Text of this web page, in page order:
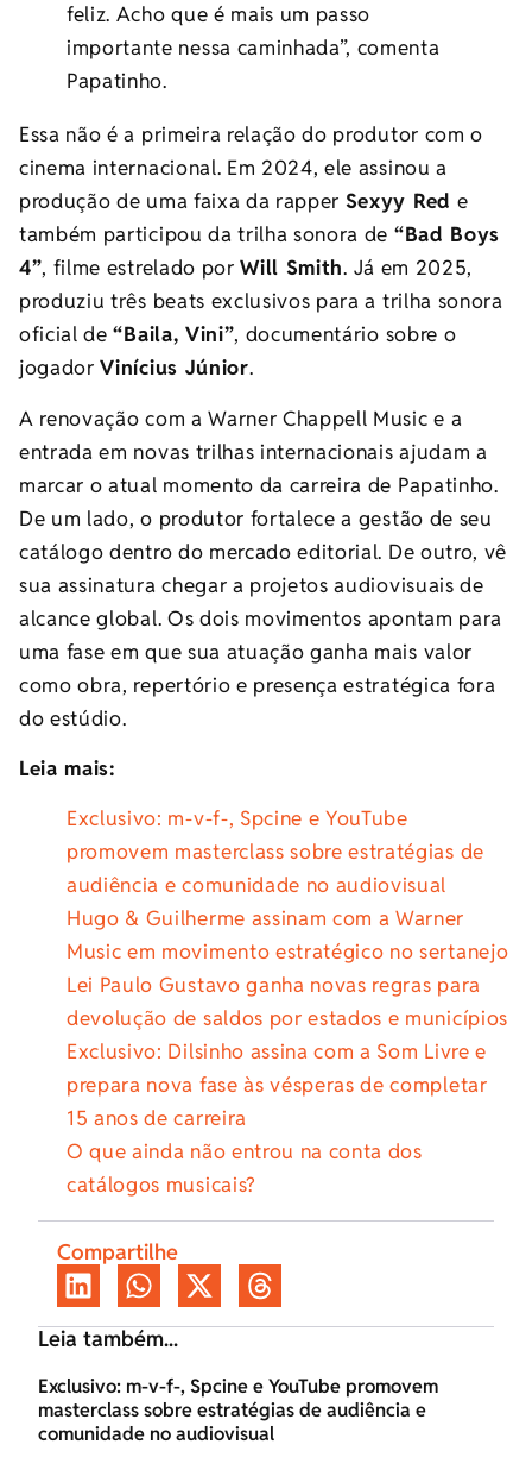
feliz. Acho que é mais um passo
importante nessa caminhada”, comenta
Papatinho.
Essa não é a primeira relação do produtor com o
cinema internacional. Em 2024, ele assinou a
produção de uma faixa da rapper Sexyy Red e
também participou da trilha sonora de “Bad Boys
4”, filme estrelado porWill Smith. Já em 2025,
produziu três beats exclusivos para a trilha sonora
oficial de“Baila, Vini”, documentário sobre o
jogadorVinícius Júnior.
A renovação com a Warner Chappell Music e a
entrada em novas trilhas internacionais ajudam a
marcar o atual momento da carreira de Papatinho.
De um lado, o produtor fortalece a gestão de seu
catálogo dentro do mercado editorial. De outro, vê
sua assinatura chegar a projetos audiovisuais de
alcance global. Os dois movimentos apontam para
uma fase em que sua atuação ganha mais valor
como obra, repertório e presença estratégica fora
do estúdio.
Leia mais:
Exclusivo: m-v-f-, Spcine e YouTube
promovem masterclass sobre estratégias de
audiência e comunidade no audiovisual
Hugo & Guilherme assinam com a Warner
Music em movimento estratégico no sertanejo
Lei Paulo Gustavo ganha novas regras para
devolução de saldos por estados e municípios
Exclusivo: Dilsinho assina com a Som Livre e
prepara nova fase às vésperas de completar
15 anos de carreira
O que ainda não entrou na conta dos
catálogos musicais?
Compartilhe
Leia também...
Exclusivo: m-v-f-, Spcine e YouTube promovem
masterclass sobre estratégias de audiência e
comunidade no audiovisual